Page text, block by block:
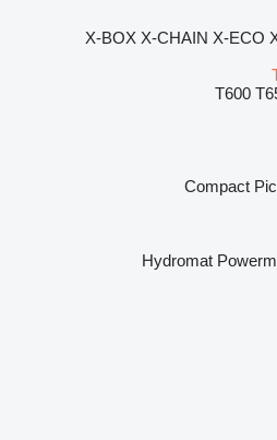
X-BOX X-CHAIN X-ECO
T600
Compact
Hydromat